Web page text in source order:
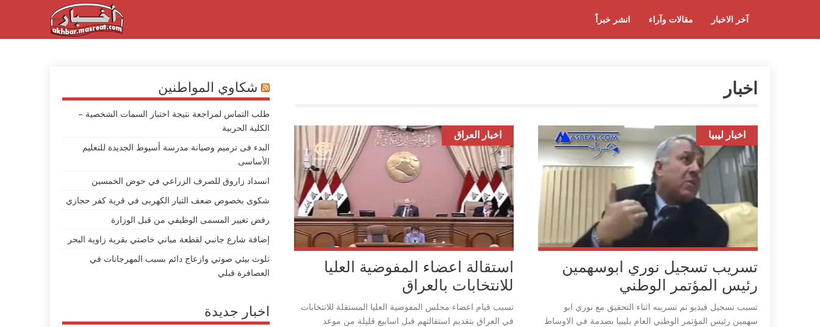
انشر خبراً مقالات وآراء آخر الاخبار
اخبار
اخبار العراق
استقالة اعضاء المفوضية العليا
للانتخابات بالعراق
تسبب قيام اعضاء مجلس المفوضية العليا المستقلة للانتخابات
في العراق بتقديم استقالتهم قبل اسابيع قليلة من موعد
اخبار ليبيا
تسريب تسجيل نوري ابوسهمين
رئيس المؤتمر الوطني
تسبب تسجيل فيديو تم تسريبه اثناء التحقيق مع نوري ابو
سهمين رئيس المؤتمر الوطني العام بليبيا بصدمة في الاوساط
شكاوي المواطنين
طلب التماس لمراجعة نتيجة اختبار السمات الشخصية –
الكلية الحربية
البدء فى ترميم وصيانة مدرسة أسيوط الجديدة للتعليم
الأساسى
انسداد زاروق للصرف الزراعي في حوض الخمسين
شكوى بخصوص ضعف التيار الكهربى في قرية كفر حجازي
رفض تغيير المسمى الوظيفي من قبل الوزارة
إضافة شارع جانبي لقطعة مباني خاصتي بقرية زاوية البحر
تلوث بيئي صوتي وازعاج دائم بسبب المهرجانات في
العصافرة قبلي
اخبار جديدة